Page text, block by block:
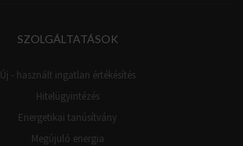
SZOLGÁLTATÁSOK
Új - használt ingatlan értékésítés
Hitelügyintézés
Energetikai tanúsítvány
Megújuló energia